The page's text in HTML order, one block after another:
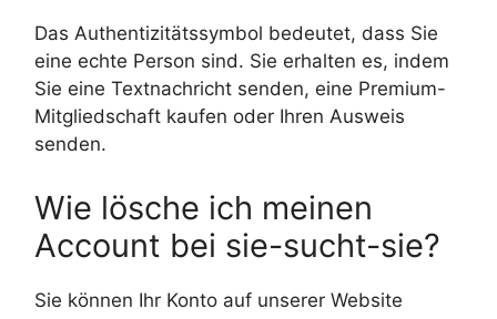
Das Authentizitätssymbol bedeutet, dass Sie
eine echte Person sind. Sie erhalten es, indem
Sie eine Textnachricht senden, eine Premium-
Mitgliedschaft kaufen oder Ihren Ausweis
senden.
Wie lösche ich meinen
Account bei sie-sucht-sie?
Sie können Ihr Konto auf unserer Website